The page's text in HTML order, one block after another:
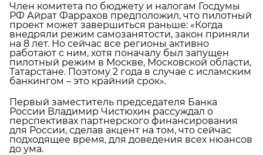
Член комитета по бюджету и налогам Госдумы
РФ Айрат Фаррахов предположил, что пилотный
проект может завершиться раньше: «Когда
внедряли режим самозанятости, закон приняли
на 8 лет. Но сейчас все регионы активно
работают с ним, хотя поначалу был запущен
пилотный режим в Москве, Московской области,
Татарстане. Поэтому 2 года в случае с исламским
банкингом – это крайний срок».
Первый заместитель председателя Банка
России Владимир Чистюхин рассуждал о
перспективах партнерского финансирования
для России, сделав акцент на том, что сейчас
подходящее время, для доведения всех нюансов
до ума.